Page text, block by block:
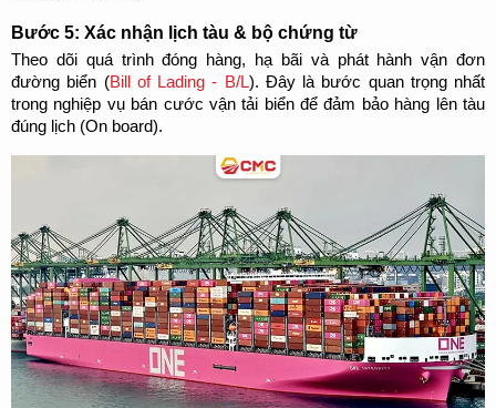
Bước 5: Xác nhận lịch tàu & bộ chứng từ
Theo dõi quá trình đóng hàng, hạ bãi và phát hành vận đơn
đường biển (Bill of Lading - B/L). Đây là bước quan trọng nhất
trong nghiệp vụ bán cước vận tải biển để đảm bảo hàng lên tàu
đúng lịch (On board).